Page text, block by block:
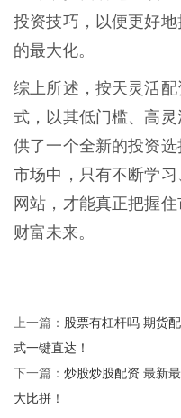
投资技巧，以便更好
的最大化。
综上所述，按天灵活
式，以其低门槛、高
供了一个全新的投资
市场中，只有不断学
网站，才能真正把握
财富未来。
上一篇： 股票有杠杆吗 期货
式一键直达！
下一篇： 炒股炒股配资 最新
大比拼！